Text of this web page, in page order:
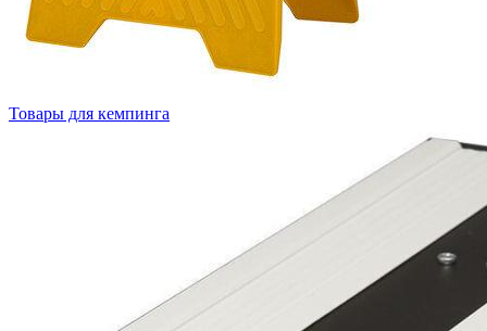
Товары для кемпинга